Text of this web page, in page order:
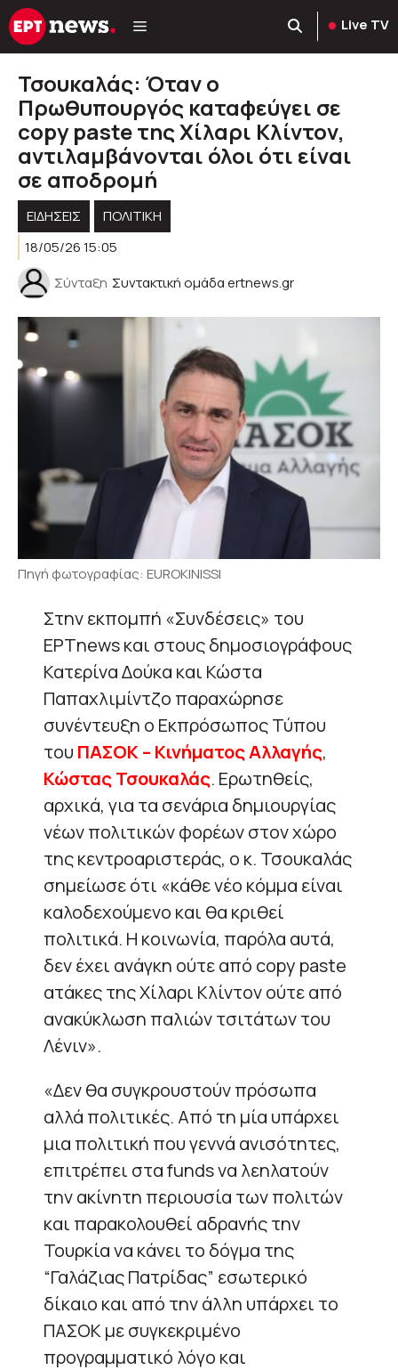
Μετάβαση
σε
Live TV
Τσουκαλάς: Όταν ο
Πρωθυπουργός καταφεύγει σε
copy paste της Χίλαρι Κλίντον,
αντιλαμβάνονται όλοι ότι είναι
σε αποδρομή
ΕΙΔΗΣΕΙΣ
ΠΟΛΙΤΙΚΉ
18/05/26 15:05
Σύνταξη Συντακτική ομάδα ertnews.gr
Πηγή φωτογραφίας: EUROKINISSI
Στην εκπομπή «Συνδέσεις» του
ΕΡΤnews και στους δημοσιογράφους
Κατερίνα Δούκα και Κώστα
Παπαχλιμίντζο παραχώρησε
συνέντευξη ο Εκπρόσωπος Τύπου
του ΠΑΣΟΚ – Κινήματος Αλλαγής,
Κώστας Τσουκαλάς. Ερωτηθείς,
αρχικά, για τα σενάρια δημιουργίας
νέων πολιτικών φορέων στον χώρο
της κεντροαριστεράς, ο κ. Τσουκαλάς
σημείωσε ότι «κάθε νέο κόμμα είναι
καλοδεχούμενο και θα κριθεί
πολιτικά. Η κοινωνία, παρόλα αυτά,
δεν έχει ανάγκη ούτε από copy paste
ατάκες της Χίλαρι Κλίντον ούτε από
ανακύκλωση παλιών τσιτάτων του
Λένιν».
«Δεν θα συγκρουστούν πρόσωπα
αλλά πολιτικές. Από τη μία υπάρχει
μια πολιτική που γεννά ανισότητες,
επιτρέπει στα funds να λεηλατούν
την ακίνητη περιουσία των πολιτών
και παρακολουθεί αδρανής την
Τουρκία να κάνει το δόγμα της
“Γαλάζιας Πατρίδας” εσωτερικό
δίκαιο και από την άλλη υπάρχει το
ΠΑΣΟΚ με συγκεκριμένο
προγραμματικό λόγο και